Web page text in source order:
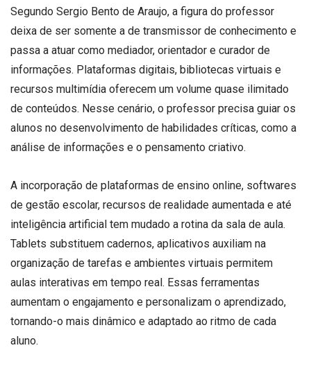
Segundo Sergio Bento de Araujo, a figura do professor
deixa de ser somente a de transmissor de conhecimento e
passa a atuar como mediador, orientador e curador de
informações. Plataformas digitais, bibliotecas virtuais e
recursos multimídia oferecem um volume quase ilimitado
de conteúdos. Nesse cenário, o professor precisa guiar os
alunos no desenvolvimento de habilidades críticas, como a
análise de informações e o pensamento criativo.
A incorporação de plataformas de ensino online, softwares
de gestão escolar, recursos de realidade aumentada e até
inteligência artificial tem mudado a rotina da sala de aula.
Tablets substituem cadernos, aplicativos auxiliam na
organização de tarefas e ambientes virtuais permitem
aulas interativas em tempo real. Essas ferramentas
aumentam o engajamento e personalizam o aprendizado,
tornando-o mais dinâmico e adaptado ao ritmo de cada
aluno.